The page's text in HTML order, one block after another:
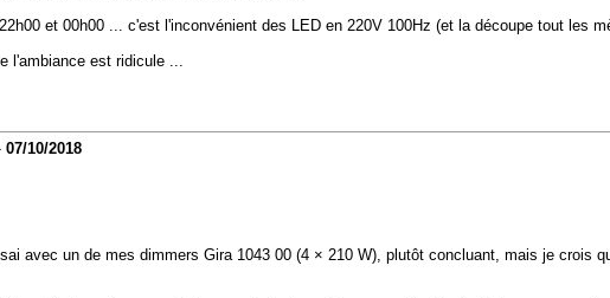
et 00h00 ... c'est l'inconvénient des LED en 220V 100Hz (et la découpe tout les
l'ambiance est ridicule ...
07/10/2018
avec un de mes dimmers Gira 1043 00 (4 × 210 W), plutôt concluant, mais je crois